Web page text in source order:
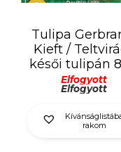
Tulipa
Kieft /
késői tulipán
Elfogyott
Elfogyott
rakom